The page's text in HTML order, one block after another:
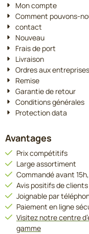
Mon compte
Comment pouvons-
contact
Nouveau
Frais de port
Livraison
Ordres aux entreprises
Remise
Garantie de retour
Conditions générales
Protection data
Avantages
Prix compétitifs
Large assortiment
Commandé avant
Avis positifs de
Joignable par
Paiement en ligne
Visitez notre centre
gamme